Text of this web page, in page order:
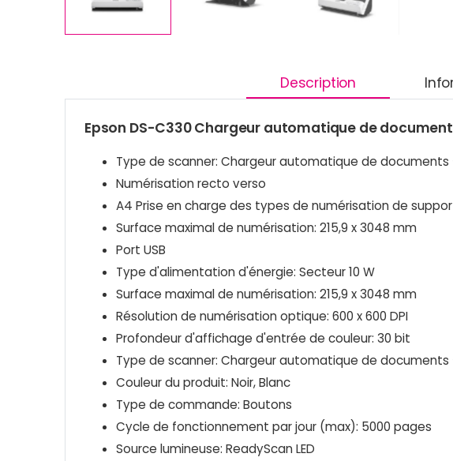
Description
Epson DS-C330 Chargeur automatique de
Type de scanner: Chargeur automatique de documents
Numérisation recto verso
A4 Prise en charge des types de numérisation de
Surface maximal de numérisation: 215,9 x 3048 mm
Port USB
Type d'alimentation d'énergie: Secteur 10 W
Surface maximal de numérisation: 215,9 x 3048 mm
Résolution de numérisation optique: 600 x 600 DPI
Profondeur d'affichage d'entrée de couleur: 30 bit
Type de scanner: Chargeur automatique de documents
Couleur du produit: Noir, Blanc
Type de commande: Boutons
Cycle de fonctionnement par jour (max): 5000 pages
Source lumineuse: ReadyScan LED